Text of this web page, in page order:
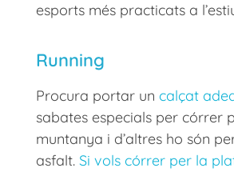
esports més practicats a
Running
Procura portar un calçat
sabates especials per córrer
muntanya i d’altres ho són
asfalt. Si vols córrer per la